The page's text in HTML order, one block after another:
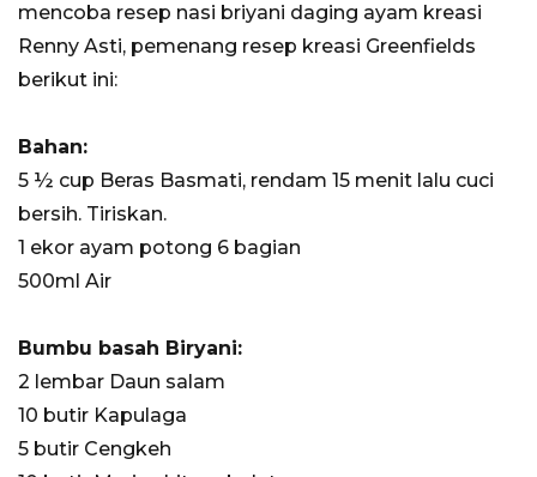
mencoba resep nasi briyani daging ayam kreasi
Renny Asti, pemenang resep kreasi Greenfields
berikut ini:
Bahan:
5 ½ cup Beras Basmati, rendam 15 menit lalu cuci
bersih. Tiriskan.
1 ekor ayam potong 6 bagian
500ml Air
Bumbu basah Biryani:
2 lembar Daun salam
10 butir Kapulaga
5 butir Cengkeh